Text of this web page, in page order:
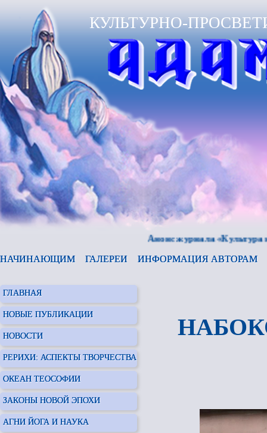
КУЛЬТУРНО-
Анонс журнала «Культура и
НАЧИНАЮЩИМ ГАЛЕРЕИ ИНФОРМАЦИЯ АВТОРАМ
ГЛАВНАЯ
НОВЫЕ ПУБЛИКАЦИИ
НОВОСТИ
РЕРИХИ: АСПЕКТЫ ТВОРЧЕСТВА
ОКЕАН ТЕОСОФИИ
ЗАКОНЫ НОВОЙ ЭПОХИ
АГНИ ЙОГА И НАУКА